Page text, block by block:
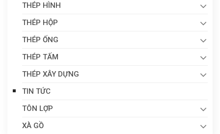
THÉP HÌNH
THÉP HỘP
THÉP ỐNG
THÉP TẤM
THÉP XÂY DỰNG
TIN TỨC
TÔN LỢP
XÀ GỒ